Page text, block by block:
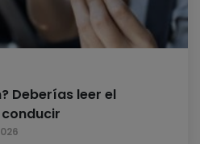
Deberías leer el